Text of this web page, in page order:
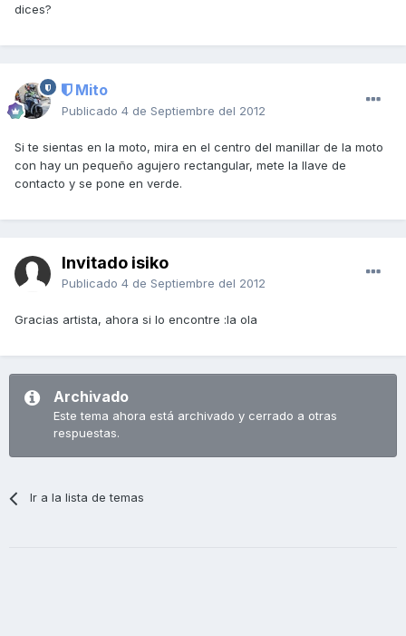
dices?
Mito
Publicado 4 de Septiembre del 2012
Si te sientas en la moto, mira en el centro del manillar de la moto
con hay un pequeño agujero rectangular, mete la llave de
contacto y se pone en verde.
Invitado isiko
Publicado 4 de Septiembre del 2012
Gracias artista, ahora si lo encontre :la ola
Archivado
Este tema ahora está archivado y cerrado a otras
respuestas.
Ir a la lista de temas